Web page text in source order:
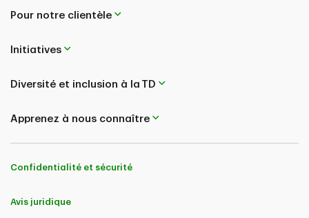
Pour notre clientèle
Initiatives
Diversité et inclusion à la TD
Apprenez à nous connaître
Confidentialité et sécurité
Avis juridique